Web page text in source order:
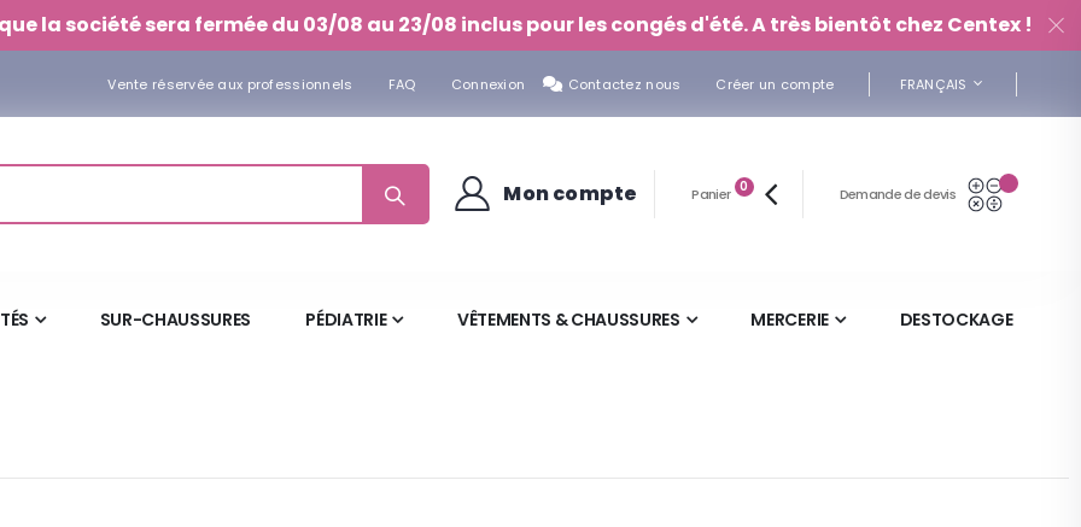
la société sera fermée du 03/08 au 23/08 inclus pour les congés d'été. A très bientôt chez Centex !
Vente réservée aux professionnels FAQ Connexion Contactez nous Créer un compte LANGUE
FRANÇAIS
Mon compte Panier
0articles
Panier Demande de devis Mon
SUR-CHAUSSURES PÉDIATRIE VÊTEMENTS & CHAUSSURES MERCERIE DESTOCKAGE